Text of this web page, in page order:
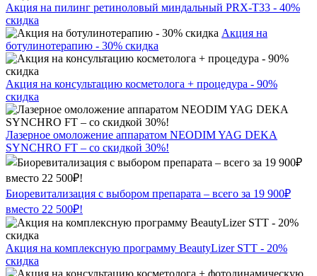
Акция на пилинг ретиноловый миндальный PRX-T33 - 40%
скидка
Акция на
ботулинотерапию - 30% скидка
Акция на консультацию косметолога + процедура - 90%
скидка
Лазерное омоложение аппаратом NEODIM YAG DEKA
SYNCHRO FT – со скидкой 30%!
Биоревитализация с выбором препарата – всего за 19 900₽
вместо 22 500₽!
Акция на комплексную программу BeautyLizer STT - 20%
скидка